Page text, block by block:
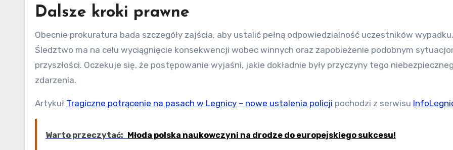
Dalsze kroki prawne
Obecnie prokuratura bada szczegóły zajścia, aby ustalić pełną odpowiedzialność uczestników wypadku.
Śledztwo ma na celu wyciągnięcie konsekwencji wobec winnych oraz zapobieżenie podobnym
przyszłości. Oczekuje się, że postępowanie wyjaśni, jakie dokładnie były przyczyny tego
zdarzenia.
Artykuł Tragiczne potrącenie na pasach w Legnicy – nowe ustalenia policji pochodzi z serwisu
Warto przeczytać: Młoda polska naukowczyni na drodze do europejskiego sukcesu!